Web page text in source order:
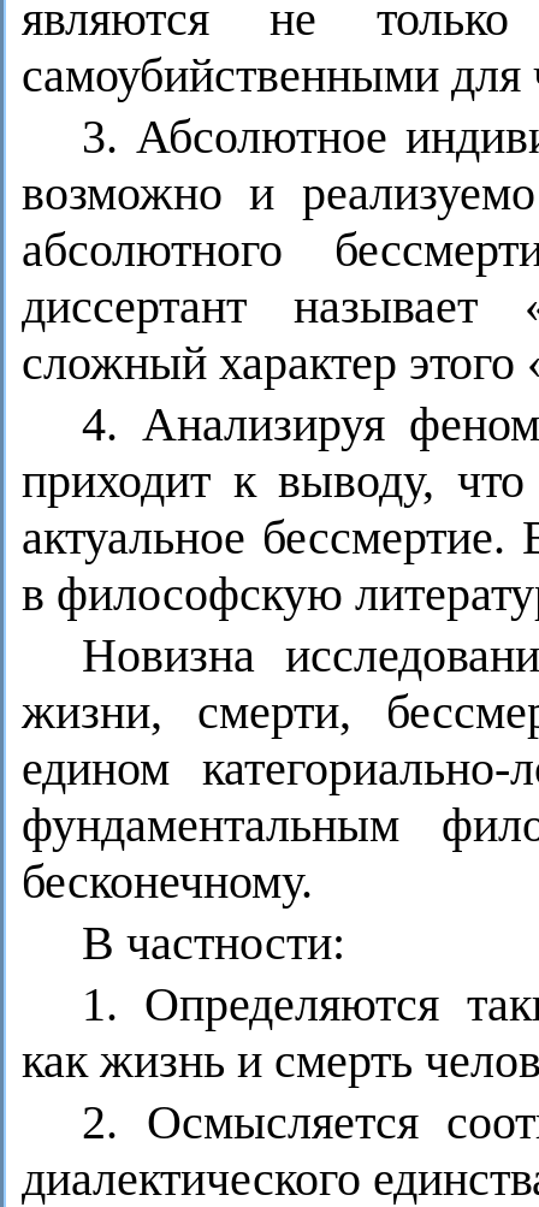
являются не
самоубийственными для
3. Абсолютное
возможно и
абсолютного
диссертант называет
сложный характер этого
4. Анализируя
приходит к выводу,
актуальное
в философскую
Новизна
жизни, смерти,
едином
фундаментальным
бесконечному.
В частности:
1. Определяются
как жизнь и смерть
2. Осмысляется
диалектического